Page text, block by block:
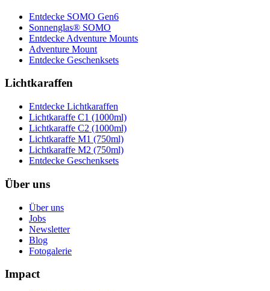
Entdecke SOMO Gen6
Sonnenglas® SOMO
Entdecke Adventure Mounts
Adventure Mount
Entdecke Geschenksets
Lichtkaraffen
Entdecke Lichtkaraffen
Lichtkaraffe C1 (1000ml)
Lichtkaraffe C2 (1000ml)
Lichtkaraffe M1 (750ml)
Lichtkaraffe M2 (750ml)
Entdecke Geschenksets
Über uns
Über uns
Jobs
Newsletter
Blog
Fotogalerie
Impact